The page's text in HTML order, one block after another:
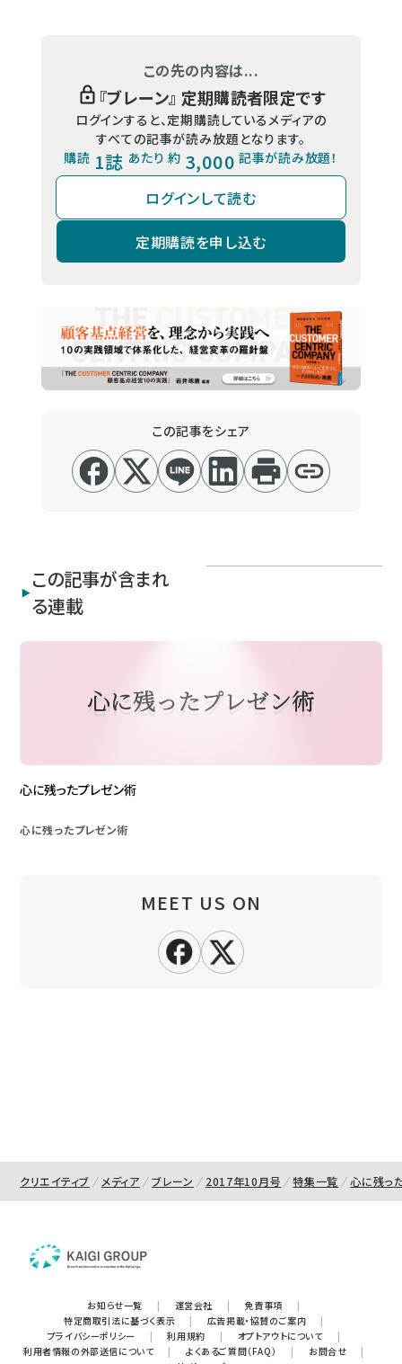
この先の内容は...
『ブレーン』 定期購読者限定です
ログインすると、定期購読しているメディアの
すべての記事が読み放題となります。
購読 1誌 あたり 約 3,000 記事が読み放題！
ログインして読む
定期購読を申し込む
この記事をシェア
この記事が含まれ
る連載
心に残ったプレゼン術
心に残ったプレゼン術
MEET US ON
クリエイティブ メディア ブレーン 2017年10月号 特集一覧 心に残っ
お知らせ一覧 | 運営会社 | 免責事項
|
特定商取引法に基づく表示
| 広告掲載・協賛のご案内
|
プライバシーポリシー
| 利用規約 | オプトアウトについて
|
利用者情報の外部送信について
| よくあるご質問（FAQ） | お問合せ
|